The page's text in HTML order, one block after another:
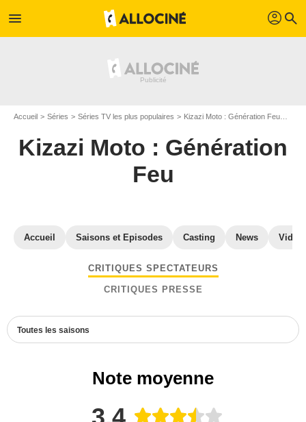
menu profil search
Accueil Séries Séries TV les plus populaires Kizazi Moto : Génération Feu
Kizazi Moto : Génération
Feu
Accueil Saisons et Episodes Casting News
CRITIQUES SPECTATEURS
CRITIQUES PRESSE
Toutes les saisons
Note moyenne